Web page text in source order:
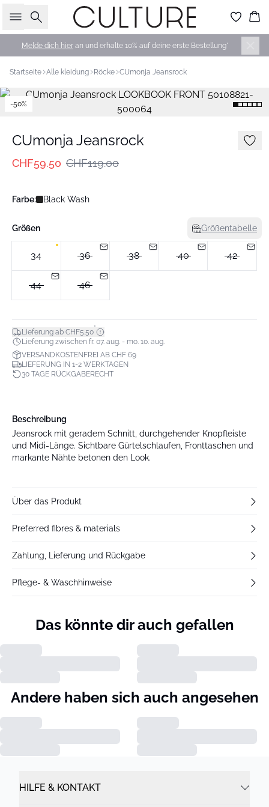
Suche
Melde dich hieran und erhalte 10% auf deine erste Bestellung*
Startseite Alle kleidung Röcke CUmonja Jeansrock
-50%
CUmonja Jeansrock
CHF59.50 CHF119.00
Farbe: Black Wash
Größen Größentabelle
34 36 38 40 42
44 46
Lieferung ab CHF5.50*
Lieferung zwischen fr. 07. aug. - mo. 10. aug.
VERSANDKOSTENFREI AB CHF 69
LIEFERUNG IN 1-2 WERKTAGEN
30 TAGE RÜCKGABERECHT
Beschreibung
Jeansrock mit geradem Schnitt, durchgehender Knopfleiste
und Midi-Länge. Sichtbare Gürtelschlaufen, Fronttaschen und
markante Nähte betonen den Look.
Über das Produkt
Preferred fibres & materials
Zahlung, Lieferung und Rückgabe
Pflege- & Waschhinweise
Das könnte dir auch gefallen
Andere haben sich auch angesehen
HILFE & KONTAKT